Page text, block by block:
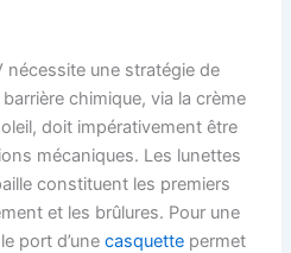
nécessite une stratégie de
chimique, via la crème
doit impérativement être
mécaniques. Les lunettes
constituent les premiers
et les brûlures. Pour une
port d’unecasquette permet